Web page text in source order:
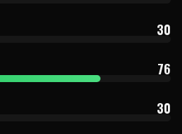
30
76
30